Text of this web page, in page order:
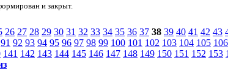
и закрыт.
26 27 28 29 30 31 32 33 34 35 36 37 38 39 40 41 42 43
91 92 93 94 95 96 97 98 99 100 101 102 103 104 105 106
141 142 143 144 145 146 147 148 149 150 151 152 153